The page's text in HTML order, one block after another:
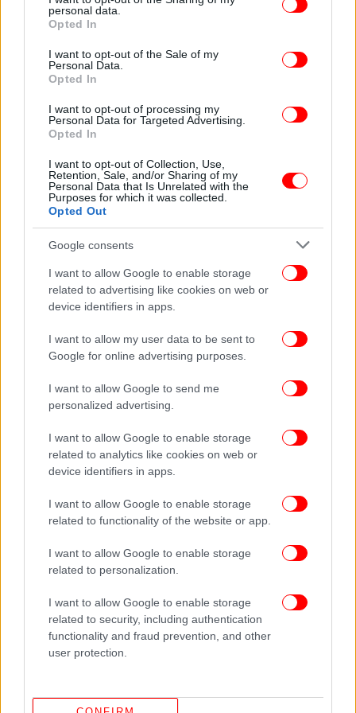
grant or deny consent to Google and its third-party tags to
use your data for below specified purposes in below Google
consent section.
personal data.
Opted In
I want to opt-out of the Sale of my
Personal Data.
Opted In
I want to opt-out of processing my
Personal Data for Targeted Advertising.
Opted In
I want to opt-out of Collection, Use,
Retention, Sale, and/or Sharing of my
Personal Data that Is Unrelated with the
Purposes for which it was collected.
Opted Out
Google consents
I want to allow Google to enable storage
related to advertising like cookies on web or
device identifiers in apps.
I want to allow my user data to be sent to
Google for online advertising purposes.
I want to allow Google to send me
personalized advertising.
I want to allow Google to enable storage
related to analytics like cookies on web or
device identifiers in apps.
I want to allow Google to enable storage
related to functionality of the website or app.
I want to allow Google to enable storage
related to personalization.
I want to allow Google to enable storage
related to security, including authentication
functionality and fraud prevention, and other
user protection.
πρώτοι όλες τις ειδήσεις
Δείτε όλες τις τελευταίεςΕιδήσειςαπό την Ελλάδα και τον Κόσμο,
ΔΙΑΒΑΣΤΕ ΠΕΡΙΣΣΟΤΕΡΑ ΧΡΥΣΉ ΑΥΓΉ ΣΑΤΑ
ΘΎΜΙΟΣ
ΛΥΜΠΕΡΌΠΟΥΛΟΣ